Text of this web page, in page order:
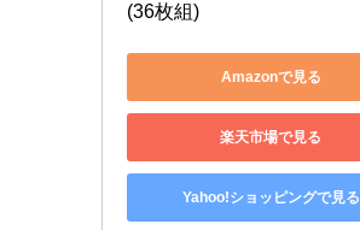
(36枚組)
Amazonで見る
楽天市場で見る
Yahoo!ショッピングで見る